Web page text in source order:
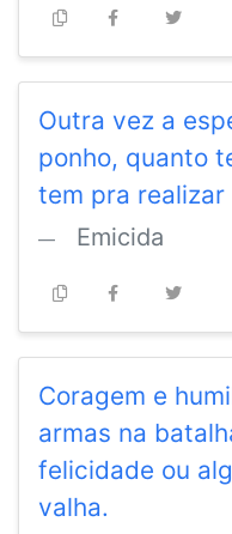
Outra vez a
ponho, quanto
tem pra realizar
Emicida
Coragem e
armas na
felicidade ou
valha.